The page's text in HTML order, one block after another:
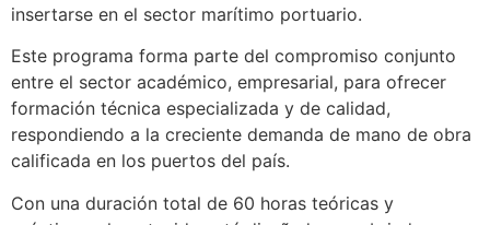
insertarse en el sector marítimo portuario.
Este programa forma parte del compromiso conjunto
entre el sector académico, empresarial, para ofrecer
formación técnica especializada y de calidad,
respondiendo a la creciente demanda de mano de obra
calificada en los puertos del país.
Con una duración total de 60 horas teóricas y